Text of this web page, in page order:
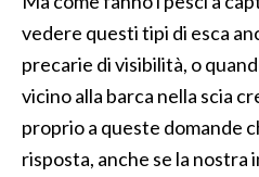
vedere questi tipi di esca
precarie di visibilità, o
vicino alla barca nella scia
proprio a queste domande
risposta, anche se la